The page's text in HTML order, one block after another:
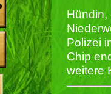
Hündin,
Polizei
Chip
weitere